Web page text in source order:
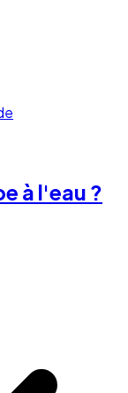
à l'eau ?